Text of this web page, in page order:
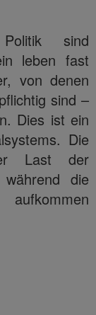
sind
leben fast
von denen
sind –
Dies ist ein
Die
Last der
die